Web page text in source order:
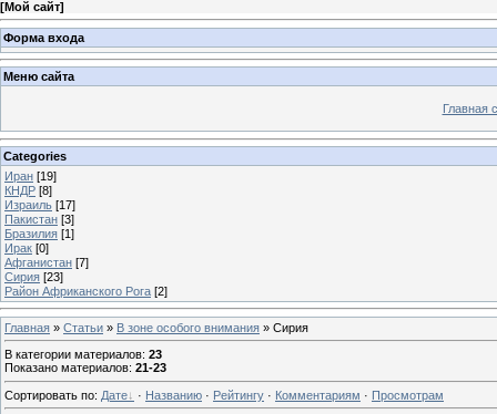
[Мой сайт]
Форма входа
Меню сайта
Главная
Categories
Иран [19]
КНДР [8]
Израиль [17]
Пакистан [3]
Бразилия [1]
Ирак [0]
Афганистан [7]
Сирия [23]
Район Африканского Рога [2]
Главная » Статьи » В зоне особого внимания » Сирия
В категории материалов: 23
Показано материалов: 21-23
Сортировать по: Дате · Названию · Рейтингу · Комментариям · Просмотрам